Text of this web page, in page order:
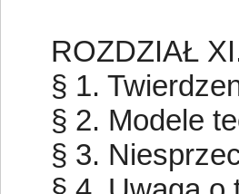
ROZDZIAŁ
§ 1.
§ 2. Modele
§ 3.